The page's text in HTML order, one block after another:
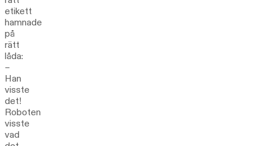
etikett
hamnade
på
rätt
låda:
–
Han
visste
det!
Roboten
visste
vad